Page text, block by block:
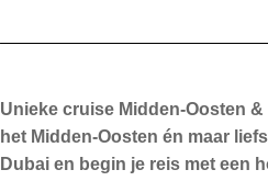
Unieke cruise Midden-Oosten
het Midden-Oosten én maar
Dubai en begin je reis met een